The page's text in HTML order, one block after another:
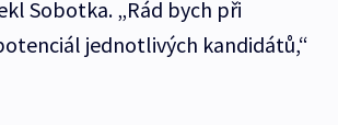
Sobotka. „Rád bych při
jednotlivých kandidátů,“